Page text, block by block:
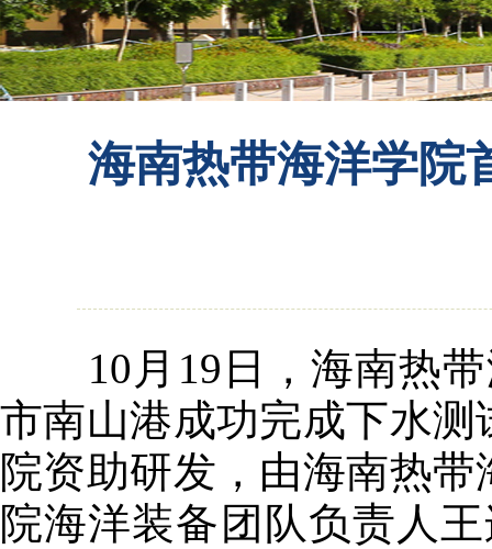
海南热带海洋学院
10月19日，海南热
市南山港成功完成下水
院资助研发，由海南热
院海洋装备团队负责人